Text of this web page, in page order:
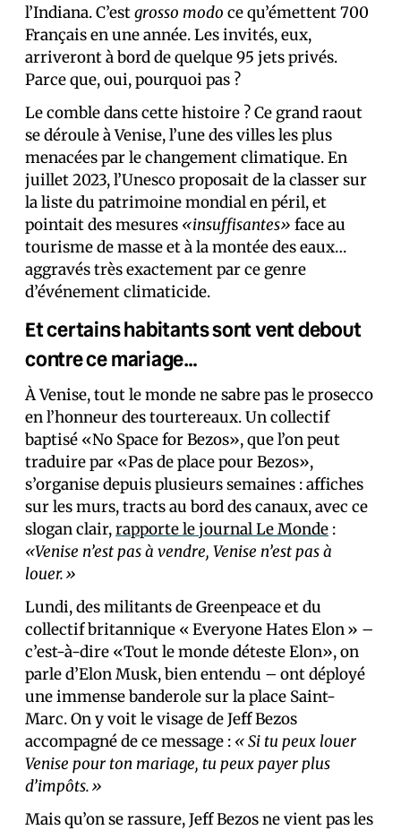
l’Indiana. C’estgrosso modo ce qu’émettent 700
Français en une année. Les invités, eux,
arriveront à bord de quelque 95 jets privés.
Parce que, oui, pourquoi pas ?
Le comble dans cette histoire ? Ce grand raout
se déroule à Venise, l’une des villes les plus
menacées par le changement climatique. En
juillet 2023, l’Unesco proposait de la classer sur
la liste du patrimoine mondial en péril, et
pointait des mesures «insuffisantes» face au
tourisme de masse et à la montée des eaux…
aggravés très exactement par ce genre
d’événement climaticide.
Et certains habitants sont vent debout
contre ce mariage…
À Venise, tout le monde ne sabre pas le prosecco
en l’honneur des tourtereaux. Un collectif
baptisé «No Space for Bezos», que l’on peut
traduire par «Pas de place pour Bezos»,
s’organise depuis plusieurs semaines : affiches
sur les murs, tracts au bord des canaux, avec ce
slogan clair,rapporte le journal Le Monde :
«Venise n’est pas à vendre, Venise n’est pas à
louer.»
Lundi, des militants de Greenpeace et du
collectif britannique « Everyone Hates Elon » –
c’est-à-dire «Tout le monde déteste Elon», on
parle d’Elon Musk, bien entendu – ont déployé
une immense banderole sur la place Saint-
Marc. On y voit le visage de Jeff Bezos
accompagné de ce message : « Si tu peux louer
Venise pour ton mariage, tu peux payer plus
d’impôts.»
Mais qu’on se rassure, Jeff Bezos ne vient pas les